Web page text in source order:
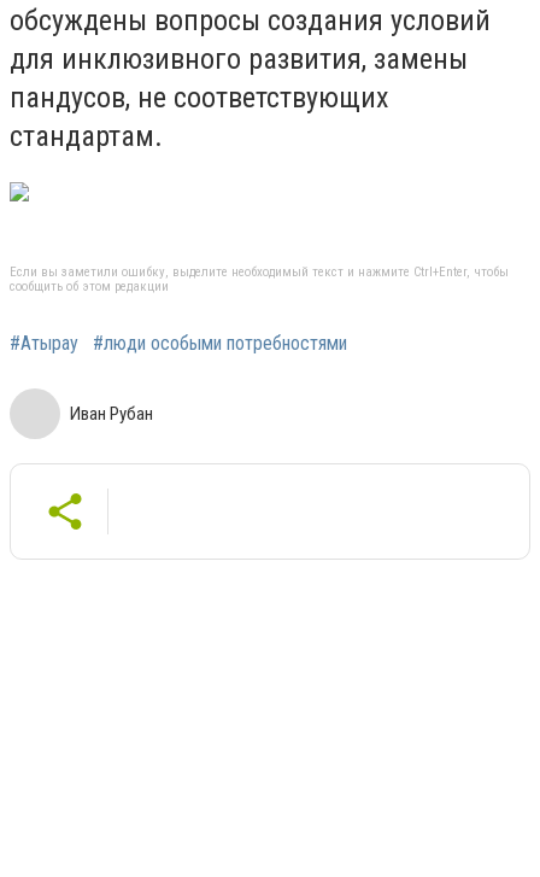
обсуждены вопросы создания условий
для инклюзивного развития, замены
пандусов, не соответствующих
стандартам.
Если вы заметили ошибку, выделите необходимый текст и нажмите Ctrl+Enter, чтобы
сообщить об этом редакции
#Атырау #люди особыми потребностями
Иван Рубан